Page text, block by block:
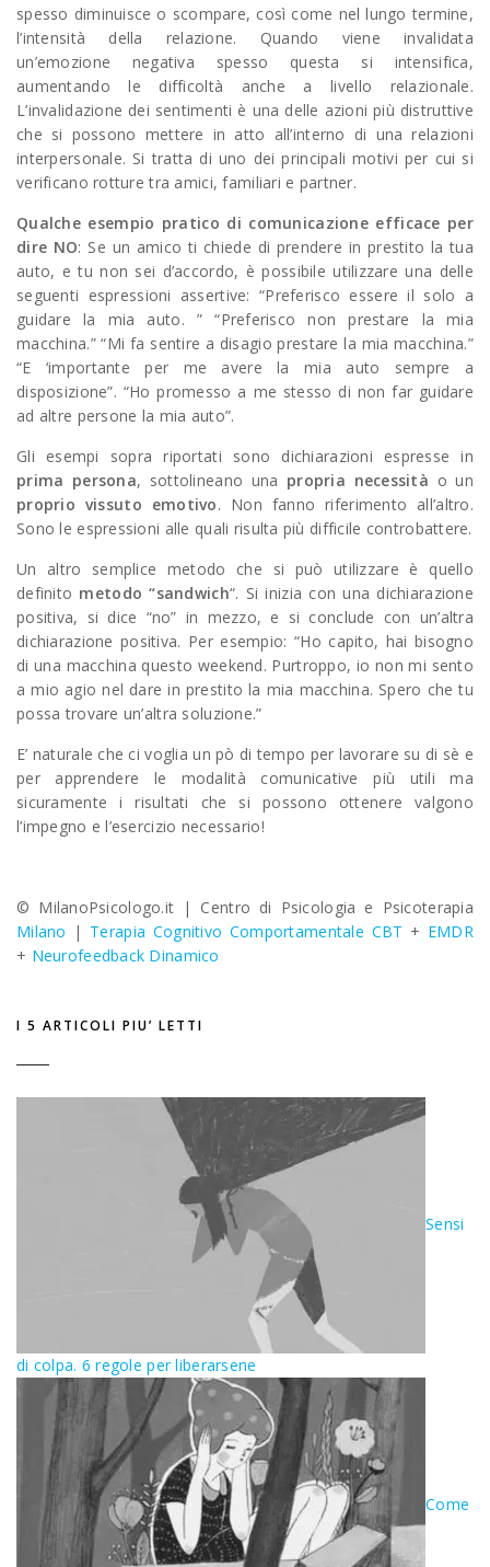
spesso diminuisce o scompare, così come nel lungo termine,
l’intensità della relazione. Quando viene invalidata
un’emozione negativa spesso questa si intensifica,
aumentando le difficoltà anche a livello relazionale.
L’invalidazione dei sentimenti è una delle azioni più distruttive
che si possono mettere in atto all’interno di una relazioni
interpersonale. Si tratta di uno dei principali motivi per cui si
verificano rotture tra amici, familiari e partner.
Qualche esempio pratico di comunicazione efficace per
dire NO: Se un amico ti chiede di prendere in prestito la tua
auto, e tu non sei d’accordo, è possibile utilizzare una delle
seguenti espressioni assertive: “Preferisco essere il solo a
guidare la mia auto. ” “Preferisco non prestare la mia
macchina.” “Mi fa sentire a disagio prestare la mia macchina.”
“E ‘importante per me avere la mia auto sempre a
disposizione”. “Ho promesso a me stesso di non far guidare
ad altre persone la mia auto”.
Gli esempi sopra riportati sono dichiarazioni espresse in
prima persona, sottolineano una propria necessità o un
proprio vissuto emotivo. Non fanno riferimento all’altro.
Sono le espressioni alle quali risulta più difficile controbattere.
Un altro semplice metodo che si può utilizzare è quello
definito metodo “sandwich“. Si inizia con una dichiarazione
positiva, si dice “no” in mezzo, e si conclude con un’altra
dichiarazione positiva. Per esempio: “Ho capito, hai bisogno
di una macchina questo weekend. Purtroppo, io non mi sento
a mio agio nel dare in prestito la mia macchina. Spero che tu
possa trovare un’altra soluzione.”
E’ naturale che ci voglia un pò di tempo per lavorare su di sè e
per apprendere le modalità comunicative più utili ma
sicuramente i risultati che si possono ottenere valgono
l’impegno e l’esercizio necessario!
© MilanoPsicologo.it | Centro di Psicologia e Psicoterapia
Milano | Terapia Cognitivo Comportamentale CBT + EMDR
+ Neurofeedback Dinamico
I 5 ARTICOLI PIU’ LETTI
Sensi
di colpa. 6 regole per liberarsene
Come